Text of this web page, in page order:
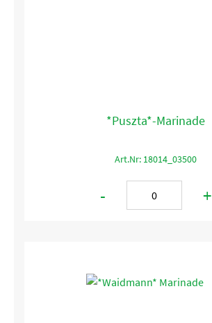
*Puszta*-Marinade
Art.Nr: 18014_03500
- +